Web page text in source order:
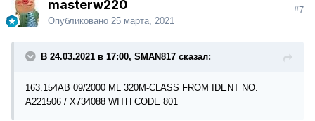
masterw220
Опубликовано 25 марта, 2021
#7
В 24.03.2021 в 17:00, SMAN817 сказал:
163.154AB 09/2000 ML 320M-CLASS FROM IDENT NO.
A221506 / X734088 WITH CODE 801